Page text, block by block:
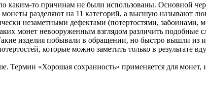
каким-то причинам не были использованы. Основной
разделяют на 11 категорий, а высшую называют
незаметными дефектами (потертостями,
монет невооруженным взглядом различить подобные
изделия побывали в обращении, но быстро вышли из
которые можно заметить только в результате
Термин «Хорошая сохранность» применяется для